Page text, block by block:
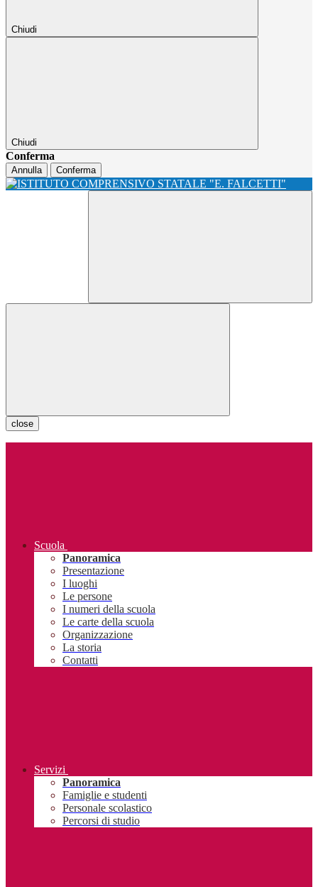
Chiudi
Chiudi
Conferma
Annulla Conferma
close
Scuola
Panoramica
Presentazione
I luoghi
Le persone
I numeri della scuola
Le carte della scuola
Organizzazione
La storia
Contatti
Servizi
Panoramica
Famiglie e studenti
Personale scolastico
Percorsi di studio